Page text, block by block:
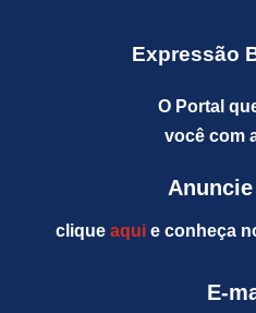
Expressão
O Portal
você com
clique aquie conheça
E-